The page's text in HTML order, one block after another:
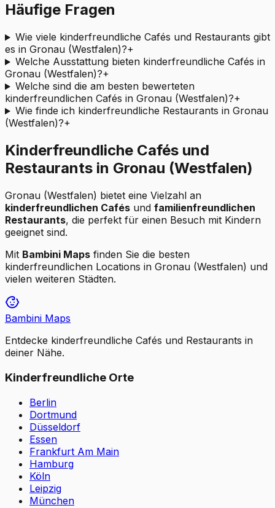
Häufige Fragen
Wie viele kinderfreundliche Cafés und Restaurants gibt
es in Gronau (Westfalen)?+
Welche Ausstattung bieten kinderfreundliche Cafés in
Gronau (Westfalen)?+
Welche sind die am besten bewerteten
kinderfreundlichen Cafés in Gronau (Westfalen)?+
Wie finde ich kinderfreundliche Restaurants in Gronau
(Westfalen)?+
Kinderfreundliche Cafés und
Restaurants in Gronau (Westfalen)
Gronau (Westfalen) bietet eine Vielzahl an
kinderfreundlichen Cafés und familienfreundlichen
Restaurants, die perfekt für einen Besuch mit Kindern
geeignet sind.
Mit Bambini Maps finden Sie die besten
kinderfreundlichen Locations in Gronau (Westfalen) und
vielen weiteren Städten.
Bambini Maps
Entdecke kinderfreundliche Cafés und Restaurants in
deiner Nähe.
Kinderfreundliche Orte
Berlin
Dortmund
Düsseldorf
Essen
Frankfurt Am Main
Hamburg
Köln
Leipzig
München